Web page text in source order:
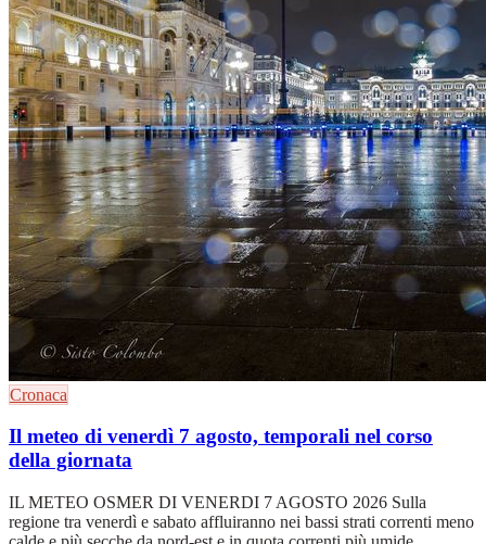
Cronaca
Il meteo di venerdì 7 agosto, temporali nel corso
della giornata
IL METEO OSMER DI VENERDI 7 AGOSTO 2026 Sulla
regione tra venerdì e sabato affluiranno nei bassi strati correnti meno